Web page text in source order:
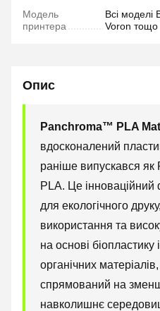
Модель
принтера
Всі моделі
Voron тощо
Опис
Panchroma™ PLA
вдосконалений
раніше випускався
PLA. Це інноваційний
для екологічного
використання та
на основі
органічних
спрямований на
навколишнє